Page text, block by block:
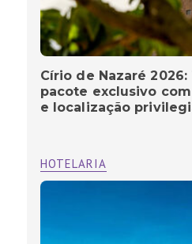
Círio de Nazaré
pacote exclusivo
e localização
HOTELARIA